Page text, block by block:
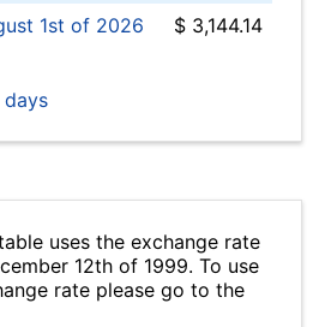
1st of 2026
$ 3,144.14
days
uses the exchange rate
12th of 1999. To use
rate please go to the